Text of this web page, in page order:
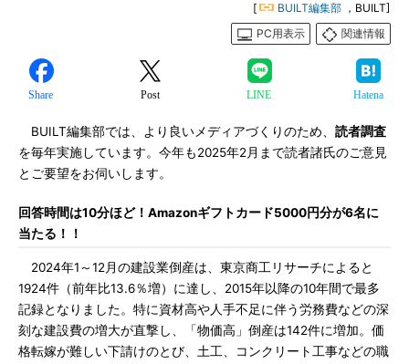
[ BUILT編集部 ，BUILT]
PC用表示
関連情報
Share Post LINE Hatena
BUILT編集部では、より良いメディアづくりのため、 読者調査
を毎年実施しています。今年も2025年2月まで読者諸氏のご意見
とご要望をお伺いします。
回答時間は10分ほど！Amazonギフトカード5000円分が6名に
当たる！！
2024年1～12月の建設業倒産は、東京商工リサーチによると
1924件（前年比13.6％増）に達し、2015年以降の10年間で最多
記録となりました。特に資材高や人手不足に伴う労務費などの深
刻な建設費の増大が直撃し、「物価高」倒産は142件に増加。価
格転嫁が難しい下請けのとび、土工、コンクリート工事などの職